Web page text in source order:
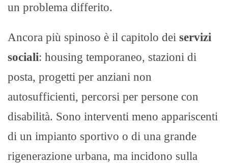
un problema differito.
Ancora più spinoso è il capitolo dei servizi
sociali: housing temporaneo, stazioni di
posta, progetti per anziani non
autosufficienti, percorsi per persone con
disabilità. Sono interventi meno appariscenti
di un impianto sportivo o di una grande
rigenerazione urbana, ma incidono sulla